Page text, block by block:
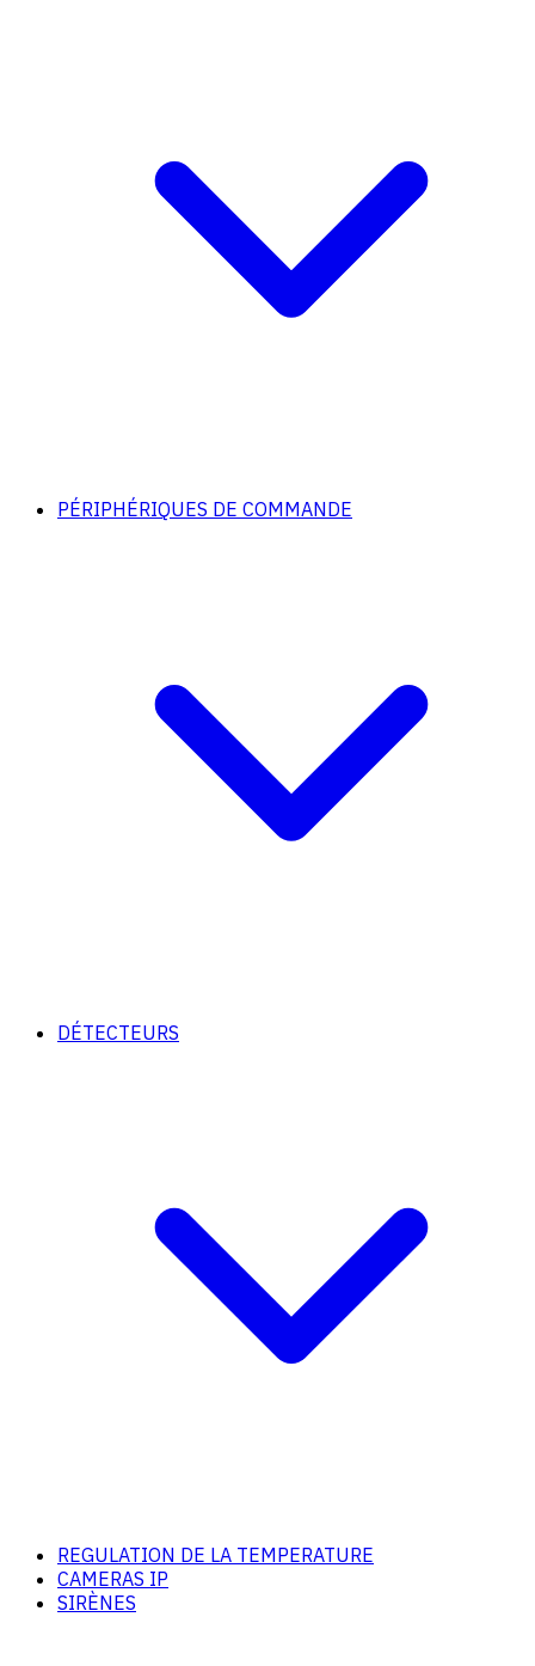
PÉRIPHÉRIQUES DE COMMANDE
DÉTECTEURS
REGULATION DE LA TEMPERATURE
CAMERAS IP
SIRÈNES